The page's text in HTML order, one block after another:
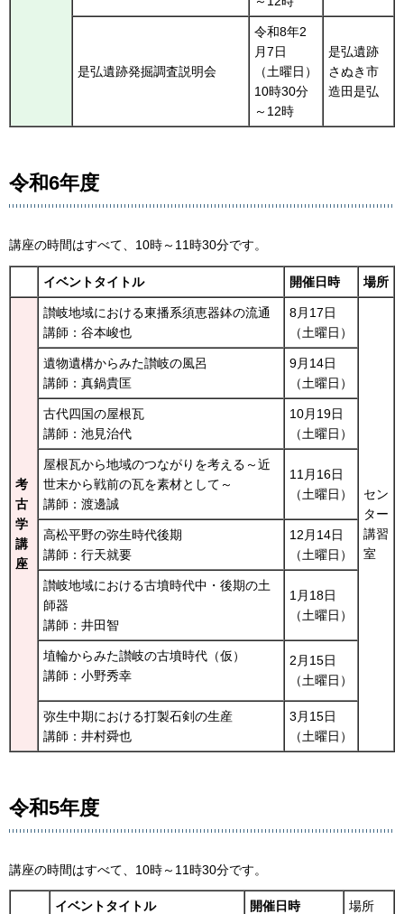
是弘遺跡発掘調査説明会
令和8年2
月7日
（土曜日）
10時30分
～12時
是弘遺跡
さぬき市
造田是弘
令和6年度
講座の時間はすべて、10時～11時30分です。
イベントタイトル 開催日時 場所
考
古
学
講
座
讃岐地域における東播系須恵器鉢の流通
講師：谷本峻也
8月17日
（土曜日）
セン
ター
講習
室
遺物遺構からみた讃岐の風呂
講師：真鍋貴匡
9月14日
（土曜日）
古代四国の屋根瓦
講師：池見治代
10月19日
（土曜日）
屋根瓦から地域のつながりを考える～近
世末から戦前の瓦を素材として～
講師：渡邊誠
11月16日
（土曜日）
高松平野の弥生時代後期
講師：行天就要
12月14日
（土曜日）
讃岐地域における古墳時代中・後期の土
師器
講師：井田智
1月18日
（土曜日）
埴輪からみた讃岐の古墳時代（仮）
講師：小野秀幸
2月15日
（土曜日）
弥生中期における打製石剣の生産
講師：井村舜也
3月15日
（土曜日）
令和5年度
講座の時間はすべて、10時～11時30分です。
イベントタイトル 開催日時 場所